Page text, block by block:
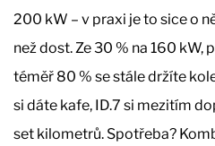
200 kW – v praxi je to sice o
než dost. Ze 30 % na 160 kW,
téměř 80 % se stále držíte
si dáte kafe, ID.7 si mezitím
set kilometrů. Spotřeba?